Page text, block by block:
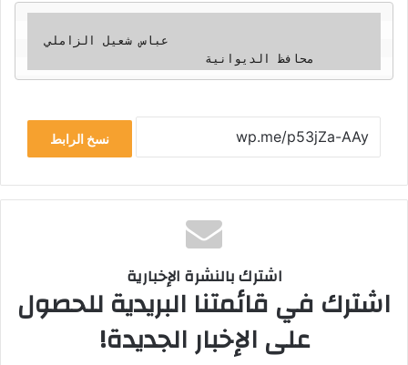
  عباس شعيل الزاملي
نسخ الرابط
اشترك بالنشرة الإخبارية
اشترك في قائمتنا البريدية للحصول
على الإخبار الجديدة!